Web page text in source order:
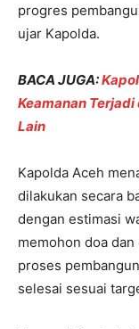
progres
ujar Kapolda.
BACA JUGA:
Keamanan
Lain
Kapolda Aceh
dilakukan secara
dengan estimasi
memohon doa
proses
selesai sesuai